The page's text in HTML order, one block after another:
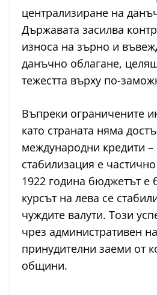
централизиране на
Държавата засилва
износа на зърно и
данъчно облагане,
тежестта върху по-
Въпреки ограничените
като страната няма
международни кредити –
стабилизация е
1922 година бюджетът е
курсът на лева се
чуждите валути. Този
чрез административен
принудителни заеми от
общини.